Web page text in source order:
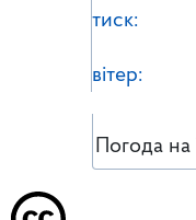
тиск:
вітер:
Погода на